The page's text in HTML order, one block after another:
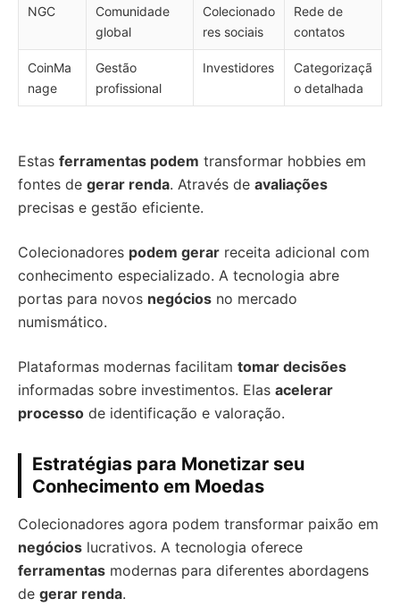
NGC
Comunidade
global
Colecionado
res sociais
Rede de
contatos
CoinMa
nage
Gestão
profissional
Investidores
Categorizaçã
o detalhada
Estas ferramentas podem transformar hobbies em
fontes de gerar renda. Através de avaliações
precisas e gestão eficiente.
Colecionadores podem gerar receita adicional com
conhecimento especializado. A tecnologia abre
portas para novos negócios no mercado
numismático.
Plataformas modernas facilitam tomar decisões
informadas sobre investimentos. Elas acelerar
processo de identificação e valoração.
Estratégias para Monetizar seu
Conhecimento em Moedas
Colecionadores agora podem transformar paixão em
negócios lucrativos. A tecnologia oferece
ferramentas modernas para diferentes abordagens
de gerar renda.